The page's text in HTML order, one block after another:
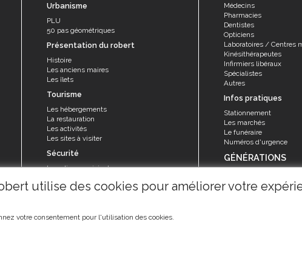
utilise des cookies pour améliorer votre
votre consentement pour l'utilisation des cookies.
Urbanisme
PLU
50 pas géométriques
Présentation du robert
Histoire
Les anciens maires
Les îlets
Tourisme
Les hébergements
La restauration
Les activités
Les sites à visiter
Sécurité
La police municipale
prévention
Médecins
Pharmacies
Dentistes
Opticiens
Laboratoires / Centres
Kinésithérapeutes
Infirmiers libéraux
Spécialistes
Autres
Infos pratiques
Stationnement
Les marchés
Le funéraire
Numéros d'urgence
GÉNÉRATIONS
Animations et activités